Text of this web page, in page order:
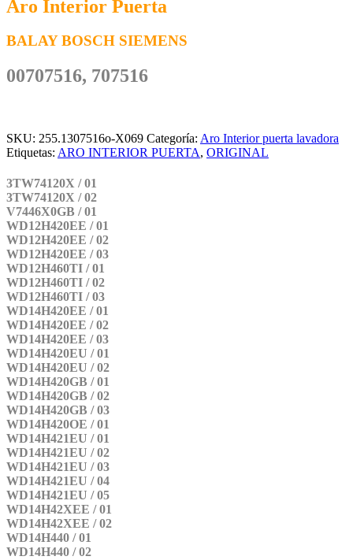
Aro Interior Puerta
BALAY BOSCH SIEMENS
00707516, 707516
SKU: 255.1307516o-X069 Categoría: Aro Interior puerta lavadora
Etiquetas: ARO INTERIOR PUERTA, ORIGINAL
3TW74120X / 01
3TW74120X / 02
V7446X0GB / 01
WD12H420EE / 01
WD12H420EE / 02
WD12H420EE / 03
WD12H460TI / 01
WD12H460TI / 02
WD12H460TI / 03
WD14H420EE / 01
WD14H420EE / 02
WD14H420EE / 03
WD14H420EU / 01
WD14H420EU / 02
WD14H420GB / 01
WD14H420GB / 02
WD14H420GB / 03
WD14H420OE / 01
WD14H421EU / 01
WD14H421EU / 02
WD14H421EU / 03
WD14H421EU / 04
WD14H421EU / 05
WD14H42XEE / 01
WD14H42XEE / 02
WD14H440 / 01
WD14H440 / 02